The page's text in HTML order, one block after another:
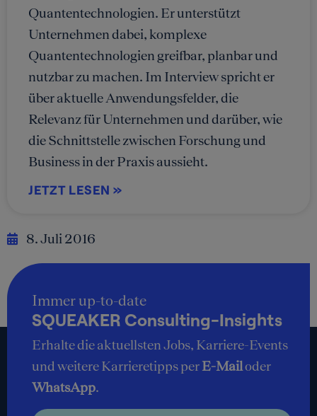
Quantentechnologien. Er unterstützt
Unternehmen dabei, komplexe
Quantentechnologien greifbar, planbar und
nutzbar zu machen. Im Interview spricht er
über aktuelle Anwendungsfelder, die
Relevanz für Unternehmen und darüber, wie
die Schnittstelle zwischen Forschung und
Business in der Praxis aussieht.
JETZT LESEN »
8. Juli 2016
Immer up-to-date
SQUEAKER Consulting-Insights
Erhalte die aktuellsten Jobs, Karriere-Events
und weitere Karrieretipps perE-Mailoder
WhatsApp.